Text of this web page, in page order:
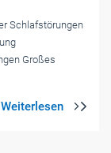
Schlafstörungen
Großes